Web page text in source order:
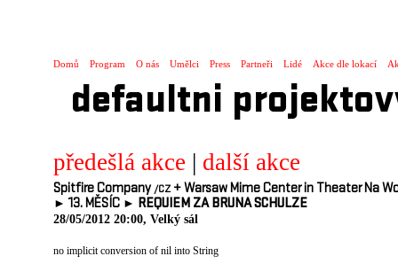
Domů Program O nás Umělci Press Partneři Lidé Akce dle lokací
defaultni
předešlá akce | další akce
Spitfire Company/CZ +Warsaw Mime Center in Theater Na
► 13. MĚSÍC ► REQUIEM ZA BRUNA SCHULZE
28/05/2012 20:00, Velký sál
no implicit conversion of nil into String